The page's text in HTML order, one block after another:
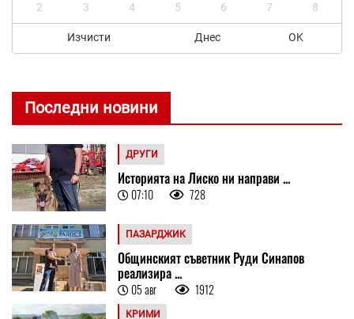
2
3 4 5 6 7 8
Изчисти Днес OK
Последни новини
ДРУГИ
Историята на Лиско ни направи ...
07:10 728
ПАЗАРДЖИК
Общинският съветник Руди Синапов
реализира ...
05 авг 1912
КРИМИ